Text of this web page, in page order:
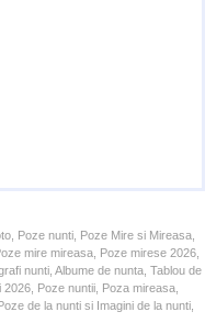
Poze nunti, Poze Mire si Mireasa,
mire mireasa, Poze mirese 2026,
nunti, Albume de nunta, Tablou de
Poze nuntii, Poza mireasa,
de la nunti si Imagini de la nunti,